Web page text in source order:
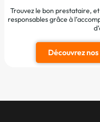
Trouvez le bon prestataire,
responsables grâce à
Découvrez